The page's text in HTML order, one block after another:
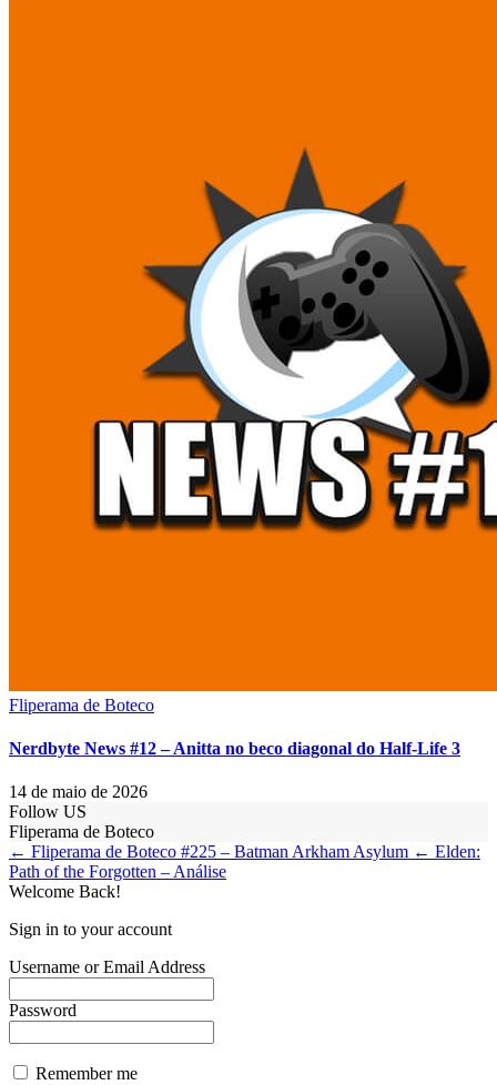
Fliperama de Boteco
Nerdbyte News #12 – Anitta no beco diagonal do Half-Life 3
14 de maio de 2026
Follow US
Fliperama de Boteco
← Fliperama de Boteco #225 – Batman Arkham Asylum ← Elden:
Path of the Forgotten – Análise
Welcome Back!
Sign in to your account
Username or Email Address
Password
Remember me